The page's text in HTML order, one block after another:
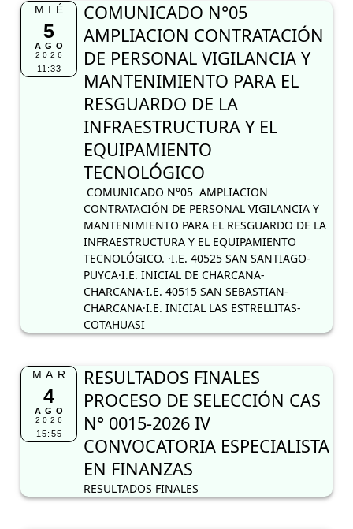
MIÉ
5
AGO
2026
11:33
COMUNICADO N°05
AMPLIACION CONTRATACIÓN
DE PERSONAL VIGILANCIA Y
MANTENIMIENTO PARA EL
RESGUARDO DE LA
INFRAESTRUCTURA Y EL
EQUIPAMIENTO
TECNOLÓGICO
COMUNICADO N°05 AMPLIACION
CONTRATACIÓN DE PERSONAL VIGILANCIA Y
MANTENIMIENTO PARA EL RESGUARDO DE LA
INFRAESTRUCTURA Y EL EQUIPAMIENTO
TECNOLÓGICO. ·I.E. 40525 SAN SANTIAGO-
PUYCA·I.E. INICIAL DE CHARCANA-
CHARCANA·I.E. 40515 SAN SEBASTIAN-
CHARCANA·I.E. INICIAL LAS ESTRELLITAS-
COTAHUASI
MAR
4
AGO
2026
15:55
RESULTADOS FINALES
PROCESO DE SELECCIÓN CAS
N° 0015-2026 IV
CONVOCATORIA ESPECIALISTA
EN FINANZAS
RESULTADOS FINALES